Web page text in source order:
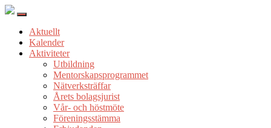
Aktuellt
Kalender
Aktiviteter
Utbildning
Mentorskapsprogrammet
Nätverksträffar
Årets bolagsjurist
Vår- och höstmöte
Föreningsstämma